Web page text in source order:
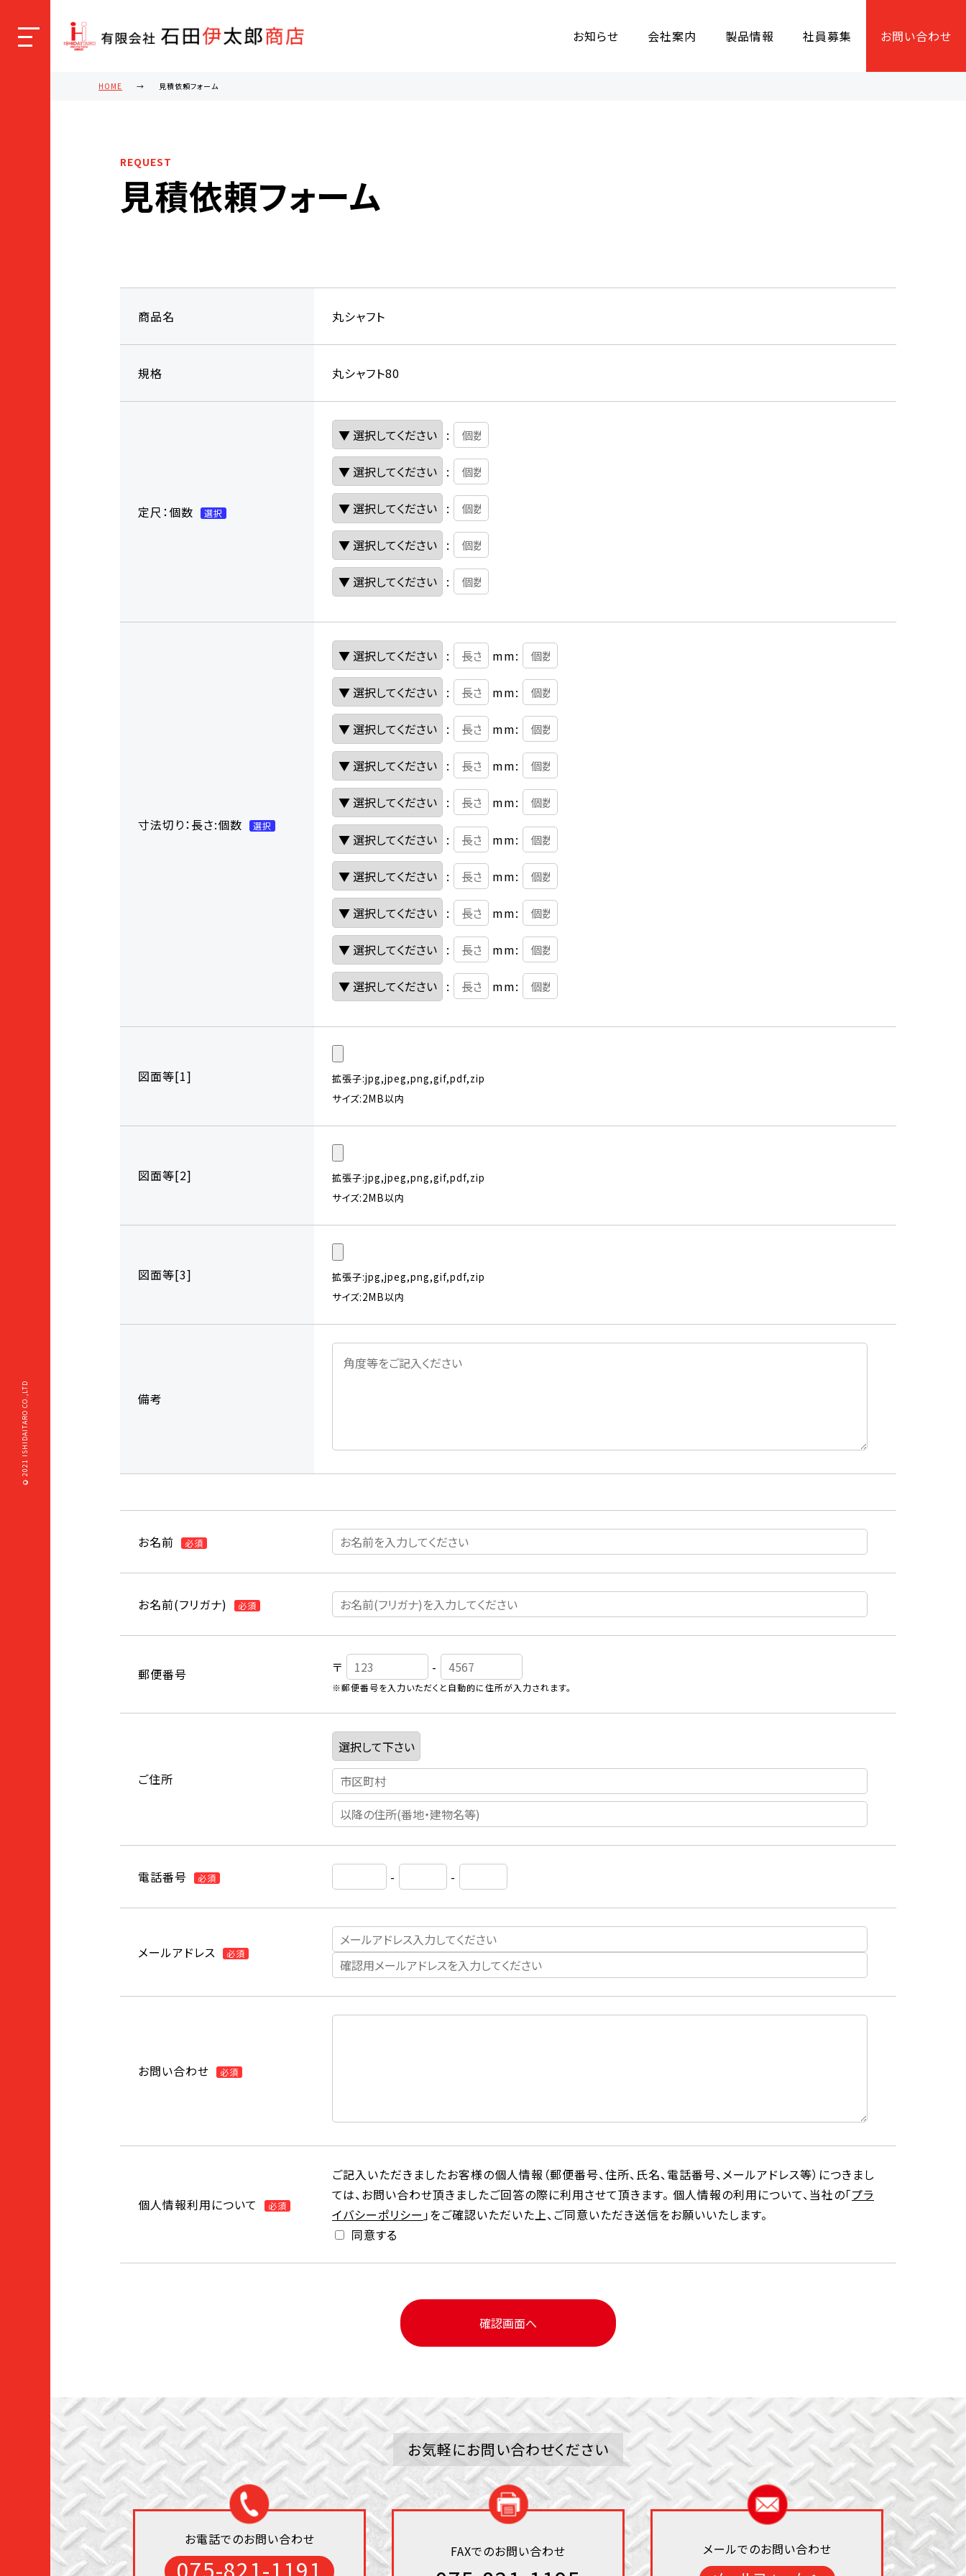
お知らせ 会社案内 製品情報 社員募集 お問い合わせ
HOME 見積依頼フォーム
REQUEST
見積依頼フォーム
商品名 丸シャフト
規格 丸シャフト80
定尺：個数 選択
:
:
:
:
:
寸法切り：長さ:個数 選択
: mm:
: mm:
: mm:
: mm:
: mm:
: mm:
: mm:
: mm:
: mm:
: mm:
図面等[1]
拡張子:jpg,jpeg,png,gif,pdf,zip
サイズ:2MB以内
図面等[2]
拡張子:jpg,jpeg,png,gif,pdf,zip
サイズ:2MB以内
図面等[3]
拡張子:jpg,jpeg,png,gif,pdf,zip
サイズ:2MB以内
備考
お名前 必須
お名前(フリガナ) 必須
郵便番号 〒 -
※郵便番号を入力いただくと自動的に住所が入力されます。
ご住所
電話番号 必須 - -
メールアドレス 必須
お問い合わせ 必須
個人情報利用について 必須
ご記入いただきましたお客様の個人情報（郵便番号、住所、氏名、電話番号、メールアドレス等）につきまし
ては、お問い合わせ頂きましたご回答の際に利用させて頂きます。 個人情報の利用について、当社の「プラ
イバシーポリシー」をご確認いただいた上、ご同意いただき送信をお願いいたします。
同意する
お気軽にお問い合わせください
お電話でのお問い合わせ
075-821-1191
FAXでのお問い合わせ メールでのお問い合わせ
©
2021 ISHIDAITARO CO.,LTD